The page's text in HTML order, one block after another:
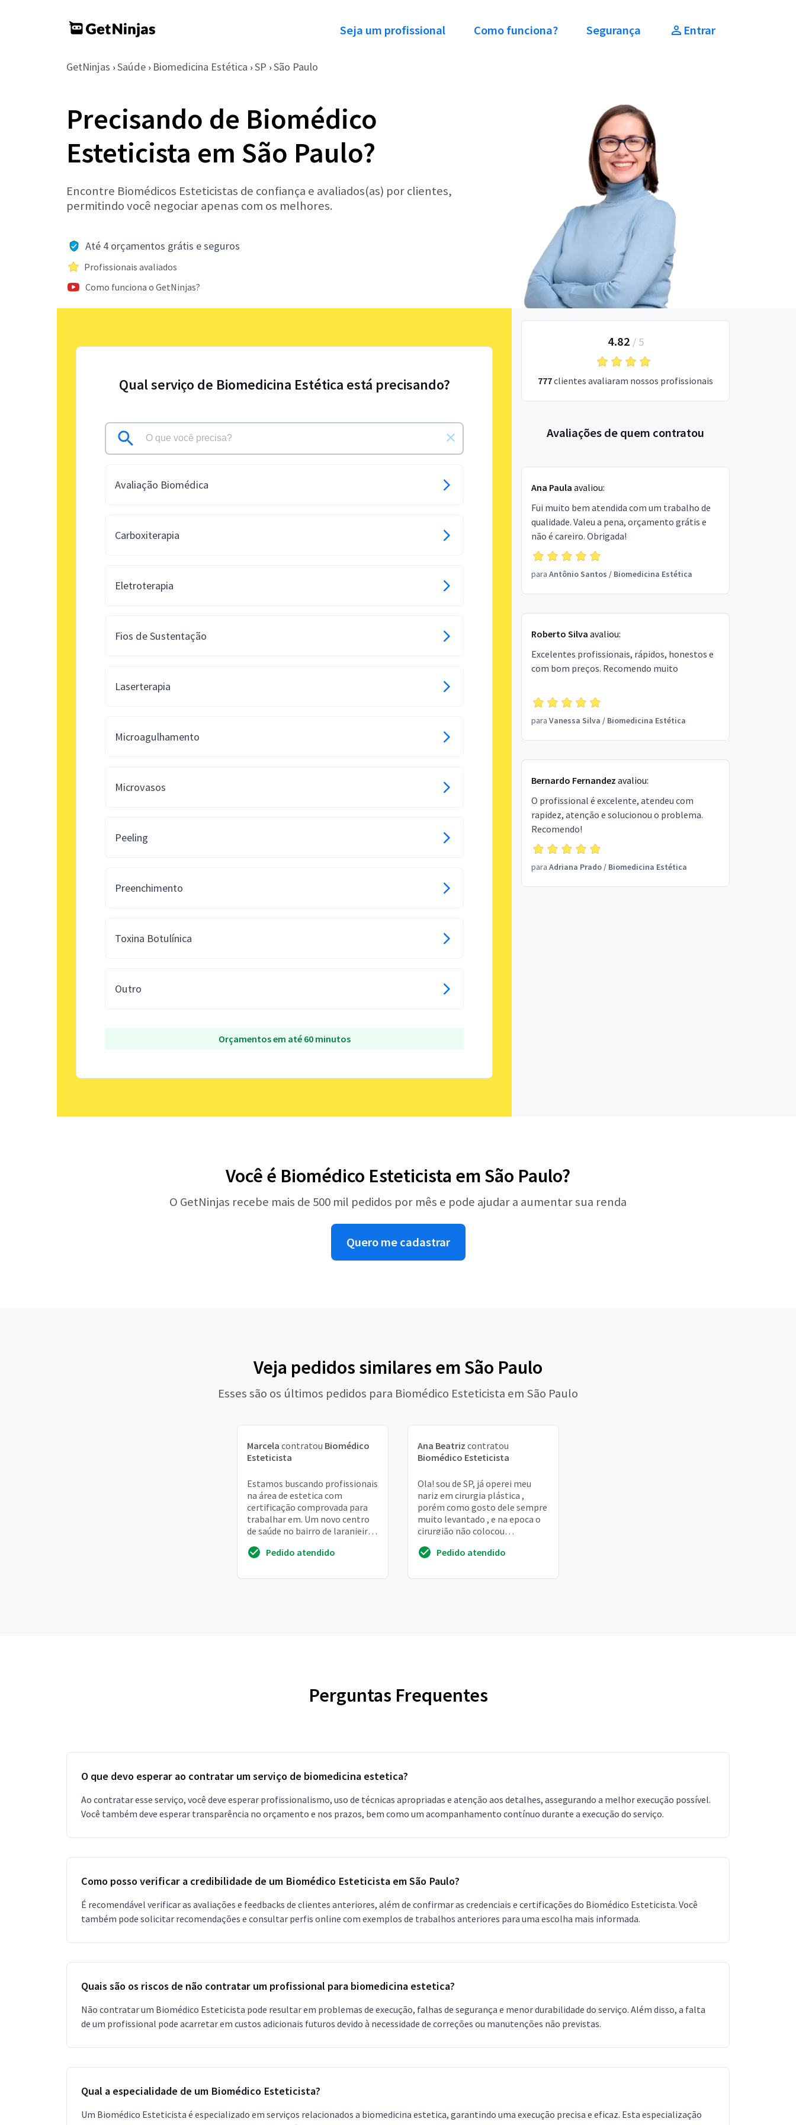
Seja um profissional Como funciona? Segurança Entrar
GetNinjas › Saúde › Biomedicina Estética › SP › São Paulo
Precisando de Biomédico
Esteticista em São Paulo?
Encontre Biomédicos Esteticistas de confiança e avaliados(as) por clientes,
permitindo você negociar apenas com os melhores.
Até 4 orçamentos grátis e seguros
Profissionais avaliados
Como funciona o GetNinjas?
Qual serviço de Biomedicina Estética está precisando?
Avaliação Biomédica
Carboxiterapia
Eletroterapia
Fios de Sustentação
Laserterapia
Microagulhamento
Microvasos
Peeling
Preenchimento
Toxina Botulínica
Outro
Orçamentos em até 60 minutos
4.82 / 5
777clientes avaliaram nossos profissionais
Avaliações de quem contratou
Ana Paula avaliou:
Fui muito bem atendida com um trabalho de
qualidade. Valeu a pena, orçamento grátis e
não é careiro. Obrigada!
para Antônio Santos / Biomedicina Estética
Roberto Silva avaliou:
Excelentes profissionais, rápidos, honestos e
com bom preços. Recomendo muito
para Vanessa Silva / Biomedicina Estética
Bernardo Fernandez avaliou:
O profissional é excelente, atendeu com
rapidez, atenção e solucionou o problema.
Recomendo!
para Adriana Prado/ Biomedicina Estética
Você é Biomédico Esteticista em São Paulo?
O GetNinjas recebe mais de 500 mil pedidos por mês e pode ajudar a aumentar sua renda
Quero me cadastrar
Veja pedidos similares em São Paulo
Esses são os últimos pedidos para Biomédico Esteticista em São Paulo
Marcela contratou Biomédico
Esteticista
Estamos buscando profissionais
na área de estetica com
certificação comprovada para
trabalhar em. Um novo centro
de saúde no bairro de laranjeiras.
setemb...Pedido atendido
Ana Beatriz contratou
Biomédico Esteticista
Ola! sou de SP, já operei meu
nariz em cirurgia plástica ,
porém como gosto dele sempre
muito levantado , e na epoca o
cirurgião não colocou
sustentação a e...
Pedido atendido
Perguntas Frequentes
O que devo esperar ao contratar um serviço de biomedicina estetica?
Ao contratar esse serviço, você deve esperar profissionalismo, uso de técnicas apropriadas e atenção aos detalhes, assegurando a melhor execução possível.
Você também deve esperar transparência no orçamento e nos prazos, bem como um acompanhamento contínuo durante a execução do serviço.
Como posso verificar a credibilidade de um Biomédico Esteticista em São Paulo?
É recomendável verificar as avaliações e feedbacks de clientes anteriores, além de confirmar as credenciais e certificações do Biomédico Esteticista. Você
também pode solicitar recomendações e consultar perfis online com exemplos de trabalhos anteriores para uma escolha mais informada.
Quais são os riscos de não contratar um profissional para biomedicina estetica?
Não contratar um Biomédico Esteticista pode resultar em problemas de execução, falhas de segurança e menor durabilidade do serviço. Além disso, a falta
de um profissional pode acarretar em custos adicionais futuros devido à necessidade de correções ou manutenções não previstas.
Qual a especialidade de um Biomédico Esteticista?
Um Biomédico Esteticista é especializado em serviços relacionados a biomedicina estetica, garantindo uma execução precisa e eficaz. Esta especialização